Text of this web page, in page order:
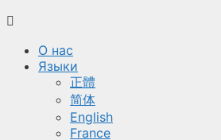
О нас
Языки
正體
简体
English
France